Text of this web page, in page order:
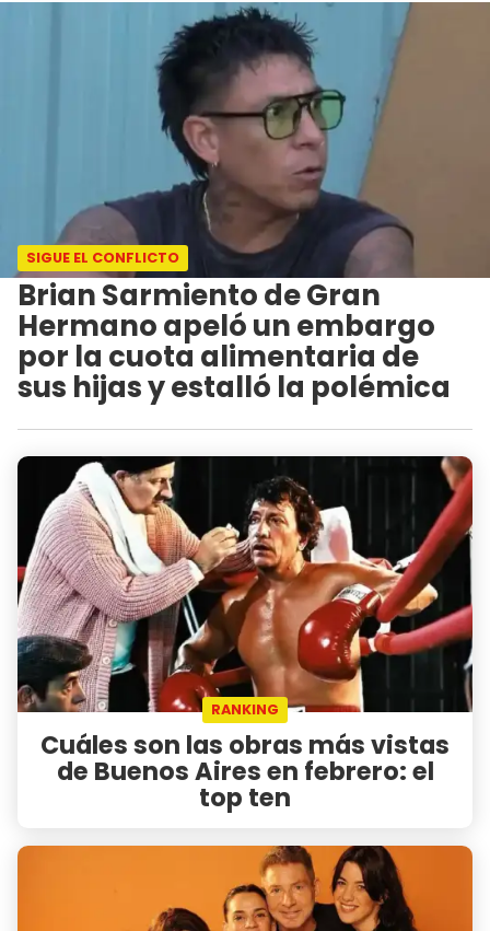
SIGUE EL CONFLICTO
Brian Sarmiento de Gran
Hermano apeló un embargo
por la cuota alimentaria de
sus hijas y estalló la polémica
RANKING
Cuáles son las obras más vistas
de Buenos Aires en febrero: el
top ten